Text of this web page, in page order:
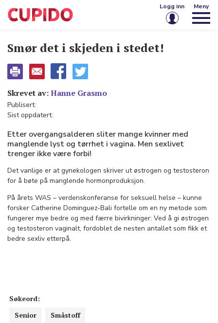
Logg inn
Passord
Logg inn
Glemt passord?
Meny
Smør det i skjeden i stedet!
Skrevet av:Hanne Grasmo
Publisert:
Sist oppdatert:
Etter overgangsalderen sliter mange kvinner med
manglende lyst og tørrhet i vagina. Men sexlivet
trenger ikke være forbi!
Det vanlige er at gynekologen skriver ut østrogen og testosteron
for å bøte på manglende hormonproduksjon.
På årets WAS – verdenskonferanse for seksuell helse – kunne
forsker Catherine Dominguez-Bali fortelle om en ny metode som
fungerer mye bedre og med færre bivirkninger: Ved å gi østrogen
og testosteron vaginalt, fordoblet de nesten antallet som fikk et
bedre sexliv etterpå.
Søkeord:
Senior
Småstoff